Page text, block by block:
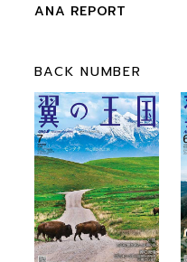
ANA REPORT
BACK NUMBER